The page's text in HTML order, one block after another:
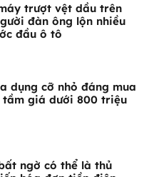
trượt vệt dầu trên
đàn ông lộn nhiều
đầu ô tô
dụng cỡ nhỏ đáng mua
tầm giá dưới 800 triệu
ngờ có thể là thủ